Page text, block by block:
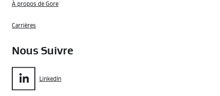
À propos de Gore
Carrières
Nous Suivre
LinkedIn